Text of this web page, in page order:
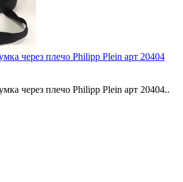
через плечо Philipp Plein арт 20404
через плечо Philipp Plein арт 20404..